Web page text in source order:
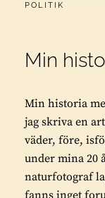
POLITIK
Min
Min historia
jag skriva en
väder, före,
under mina 20
naturfotograf
fanns inget